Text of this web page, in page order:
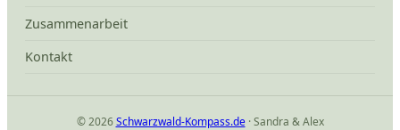
Zusammenarbeit
Kontakt
© 2026Schwarzwald-Kompass.de· Sandra & Alex